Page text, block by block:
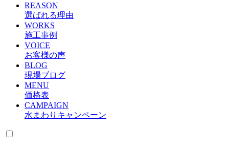
REASON
選ばれる理由
WORKS
施工事例
VOICE
お客様の声
BLOG
現場ブログ
MENU
価格表
CAMPAIGN
水まわりキャンペーン